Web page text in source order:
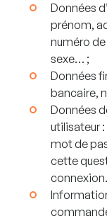
Données
prénom,
numéro
sexe… ;
Données
bancaire,
Données
utilisateur
mot de
cette